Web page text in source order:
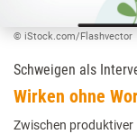
© iStock.com/Flashvector
Schweigen als
Wirken ohne
Zwischen produktiver